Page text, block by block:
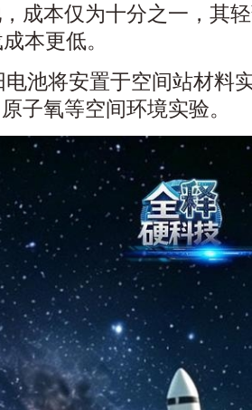
成本仅为十分之一 ，其
本更低。
电池将安置于空间站材料
子氧等空间环境实验。